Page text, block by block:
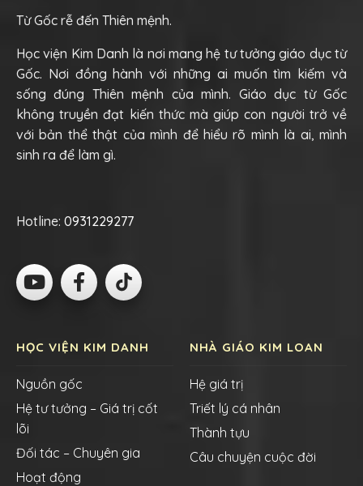
Từ Gốc rễ đến Thiên mệnh.
Học viện Kim Danh là nơi mang hệ tư tưởng giáo dục từ
Gốc. Nơi đồng hành với những ai muốn tìm kiếm và
sống đúng Thiên mệnh của mình. Giáo dục từ Gốc
không truyền đạt kiến thức mà giúp con người trở về
với bản thể thật của mình để hiểu rõ mình là ai, mình
sinh ra để làm gì.
Hotline: 0931229277
HỌC VIỆN KIM DANH
Nguồn gốc
Hệ tư tưởng – Giá trị cốt
lõi
Đối tác – Chuyên gia
Hoạt động
NHÀ GIÁO KIM LOAN
Hệ giá trị
Triết lý cá nhân
Thành tựu
Câu chuyện cuộc đời